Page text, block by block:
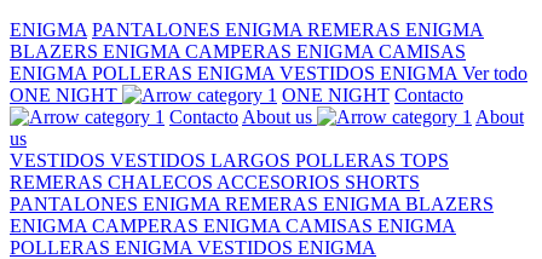
ENIGMA PANTALONES ENIGMA REMERAS ENIGMA
BLAZERS ENIGMA CAMPERAS ENIGMA CAMISAS
ENIGMA POLLERAS ENIGMA VESTIDOS ENIGMA Ver todo
ONE NIGHT
ONE NIGHT Contacto
Contacto About us
About
us
VESTIDOS VESTIDOS LARGOS POLLERAS TOPS
REMERAS CHALECOS ACCESORIOS SHORTS
PANTALONES ENIGMA REMERAS ENIGMA BLAZERS
ENIGMA CAMPERAS ENIGMA CAMISAS ENIGMA
POLLERAS ENIGMA VESTIDOS ENIGMA